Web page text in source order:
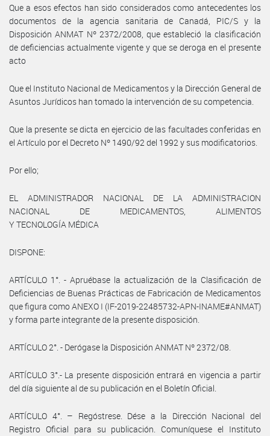
Que a esos efectos han sido considerados como antecedentes los
documentos de la agencia sanitaria de Canadá, PIC/S y la
Disposición ANMAT Nº 2372/2008, que estableció la clasificación
de deficiencias actualmente vigente y que se deroga en el presente
acto
Que el Instituto Nacional de Medicamentos y la Dirección General de
Asuntos Jurídicos han tomado la intervención de su competencia.
Que la presente se dicta en ejercicio de las facultades conferidas en
el Artículo por el Decreto Nº 1490/92 del 1992 y sus modificatorios.
Por ello;
EL ADMINISTRADOR NACIONAL DE LA ADMINISTRACION
NACIONAL DE MEDICAMENTOS, ALIMENTOS
Y TECNOLOGÍA MÉDICA
DISPONE:
ARTÍCULO 1°. - Apruébase la actualización de la Clasificación de
Deficiencias de Buenas Prácticas de Fabricación de Medicamentos
que figura como ANEXO I (IF-2019-22485732-APN-INAME#ANMAT)
y forma parte integrante de la presente disposición.
ARTÍCULO 2°. - Derógase la Disposición ANMAT Nº 2372/08.
ARTÍCULO 3°.- La presente disposición entrará en vigencia a partir
del día siguiente al de su publicación en el Boletín Oficial.
ARTÍCULO 4°. – Regóstrese. Dése a la Dirección Nacional del
Registro Oficial para su publicación. Comuníquese el Instituto